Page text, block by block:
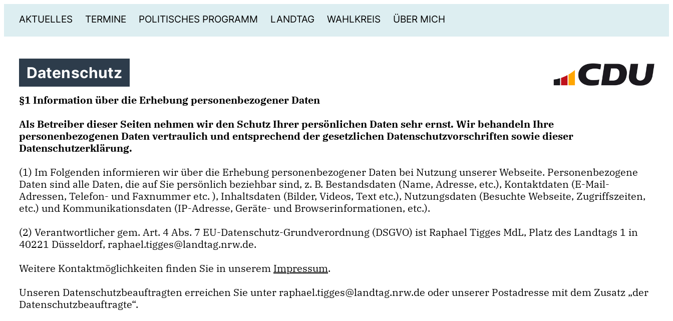
AKTUELLES TERMINE POLITISCHES PROGRAMM LANDTAG WAHLKREIS ÜBER MICH
Datenschutz
§1 Information über die Erhebung personenbezogener Daten
Als Betreiber dieser Seiten nehmen wir den Schutz Ihrer persönlichen Daten sehr ernst. Wir behandeln Ihre
personenbezogenen Daten vertraulich und entsprechend der gesetzlichen Datenschutzvorschriften sowie dieser
Datenschutzerklärung.
(1) Im Folgenden informieren wir über die Erhebung personenbezogener Daten bei Nutzung unserer Webseite. Personenbezogene
Daten sind alle Daten, die auf Sie persönlich beziehbar sind, z. B. Bestandsdaten (Name, Adresse, etc.), Kontaktdaten (E-Mail-
Adressen, Telefon- und Faxnummer etc. ), Inhaltsdaten (Bilder, Videos, Text etc.), Nutzungsdaten (Besuchte Webseite, Zugriffszeiten,
etc.) und Kommunikationsdaten (IP-Adresse, Geräte- und Browserinformationen, etc.).
(2) Verantwortlicher gem. Art. 4 Abs. 7 EU-Datenschutz-Grundverordnung (DSGVO) ist Raphael Tigges MdL, Platz des Landtags 1 in
40221 Düsseldorf, raphael.tigges@landtag.nrw.de.
Weitere Kontaktmöglichkeiten finden Sie in unserem Impressum.
Unseren Datenschutzbeauftragten erreichen Sie unter raphael.tigges@landtag.nrw.de oder unserer Postadresse mit dem Zusatz „der
Datenschutzbeauftragte“.